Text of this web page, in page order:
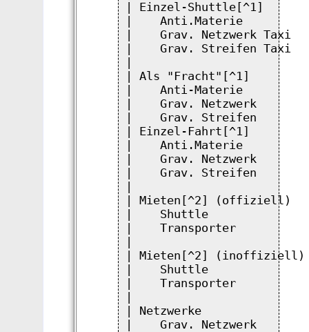
| Einzel-Shuttle[^1]
|    Anti.Materie
|    Grav. Netzwerk
|    Grav. Streifen
|
| Als "Fracht"[^1]
|    Anti-Materie
|    Grav. Netzwerk
|    Grav. Streifen
| Einzel-Fahrt[^1]
|    Anti.Materie
|    Grav. Netzwerk
|    Grav. Streifen
|
| Mieten[^2]
|    Shuttle
|    Transporter           |
|
| Mieten[^2]
|    Shuttle
|    Transporter           |
|
| Netzwerke
|    Grav. Netzwerk